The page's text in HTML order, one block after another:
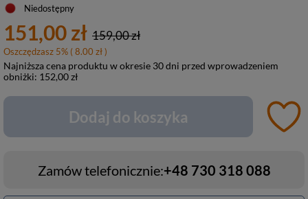
Niedostępny
151,00 zł 159,00 zł
Oszczędzasz 5% ( 8.00 zł )
Najniższa cena produktu w okresie 30 dni przed wprowadzeniem
obniżki: 152,00 zł
Dodaj do koszyka
Zamów telefonicznie:+48 730 318 088